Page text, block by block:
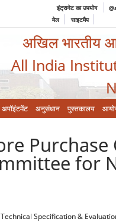
इंट्रानेट का उपयोग
मेल
साइटमैप
अखिल भारतीय
All India
अपॉइंटमेंट अनुसंधान पुस्तकालय
for
Specification &